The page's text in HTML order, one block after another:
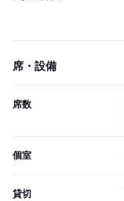
席・設備
席数
個室
貸切